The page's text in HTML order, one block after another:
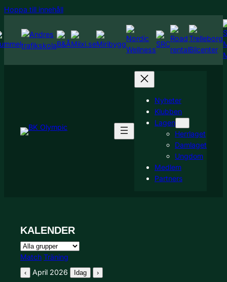
Hoppa till innehållHoppa
innehåll
Nyheter
Klubben
Lagen
Herrlaget
Damlaget
Ungdom
Medlem
Partners
KALENDER
Grupp
Aktivitetstyp
Match Träning
‹ April 2026 Idag ›